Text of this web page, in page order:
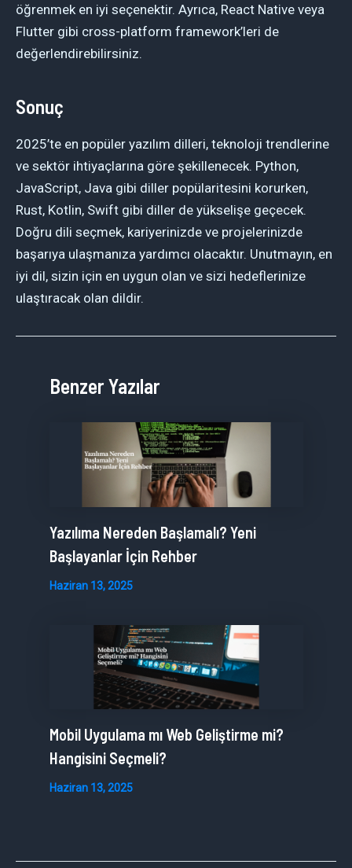
öğrenmek en iyi seçenektir. Ayrıca, React Native veya
Flutter gibi cross-platform framework’leri de
değerlendirebilirsiniz.
Sonuç
2025’te en popüler yazılım dilleri, teknoloji trendlerine
ve sektör ihtiyaçlarına göre şekillenecek. Python,
JavaScript, Java gibi diller popülaritesini korurken,
Rust, Kotlin, Swift gibi diller de yükselişe geçecek.
Doğru dili seçmek, kariyerinizde ve projelerinizde
başarıya ulaşmanıza yardımcı olacaktır. Unutmayın, en
iyi dil, sizin için en uygun olan ve sizi hedeflerinize
ulaştıracak olan dildir.
Benzer Yazılar
Yazılıma Nereden Başlamalı? Yeni
Başlayanlar İçin Rehber
Haziran 13, 2025
Mobil Uygulama mı Web Geliştirme mi?
Hangisini Seçmeli?
Haziran 13, 2025